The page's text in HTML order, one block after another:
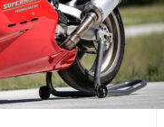
#72477